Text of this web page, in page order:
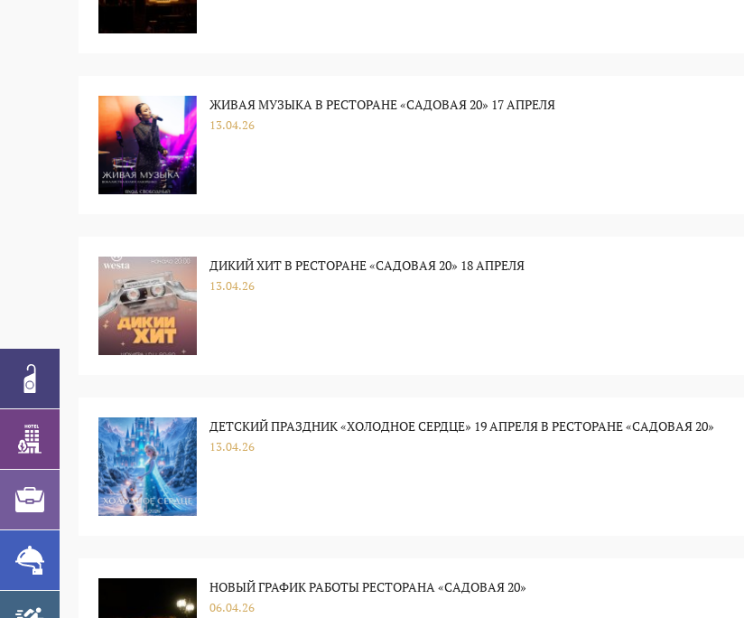
ЖИВАЯ МУЗЫКА В РЕСТОРАНЕ «САДОВАЯ 20» 17 АПРЕЛЯ
13.04.26
ДИКИЙ ХИТ В РЕСТОРАНЕ «САДОВАЯ 20» 18 АПРЕЛЯ
13.04.26
ДЕТСКИЙ ПРАЗДНИК «ХОЛОДНОЕ СЕРДЦЕ» 19 АПРЕЛЯ В РЕСТОРАНЕ «САДОВАЯ 20»
13.04.26
НОВЫЙ ГРАФИК РАБОТЫ РЕСТОРАНА «‎САДОВАЯ 20»
06.04.26